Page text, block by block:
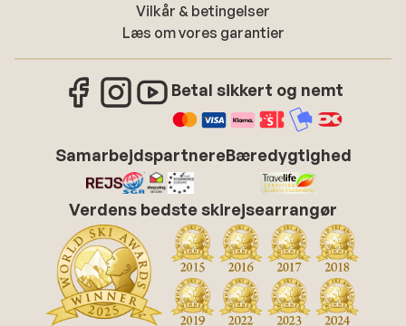
Vilkår & betingelser
Læs om vores garantier
Betal sikkert og nemt
SamarbejdspartnereBæredygtighed
Verdens bedste skirejsearrangør